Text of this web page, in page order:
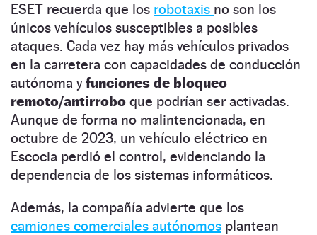
ESET recuerda que los robotaxis no son los
únicos vehículos susceptibles a posibles
ataques. Cada vez hay más vehículos privados
en la carretera con capacidades de conducción
autónoma yfunciones de bloqueo
remoto/antirrobo que podrían ser activadas.
Aunque de forma no malintencionada, en
octubre de 2023, un vehículo eléctrico en
Escocia perdió el control, evidenciando la
dependencia de los sistemas informáticos.
Además, la compañía advierte que los
camiones comerciales autónomos plantean